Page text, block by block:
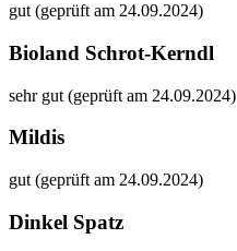
gut (geprüft am 24.09.2024)
Bioland Schrot-Kerndl
sehr gut (geprüft am 24.09.2024)
Mildis
gut (geprüft am 24.09.2024)
Dinkel Spatz